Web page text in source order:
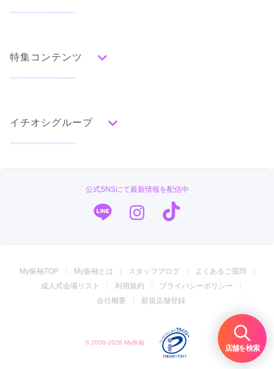
店舗を検索
みんなの振袖ランキングトップ
色別ランキング
グレー
白
エレガント キュート クール
百合
橘 蝶 鶴 松竹梅 扇面 車
華籠
熨斗
宝尽 波 雪輪 雲取り 道長取り
矢絣
縞 その他
口コミから探す
特集コンテンツ
ママ振特集
個性的振袖コーディネート特集
成人式レポート
振袖ブランド特集
イチオシグループ
ジョイフル恵利
振袖専門店 一蔵
公式SNSにて最新情報を配信中
My振袖TOP My振袖とは スタッフブログ
よくあるご質問
成人式会場リスト
利用規約
プライバシーポリシー
会社概要
新規店舗登録
© 2008-2026 My振袖